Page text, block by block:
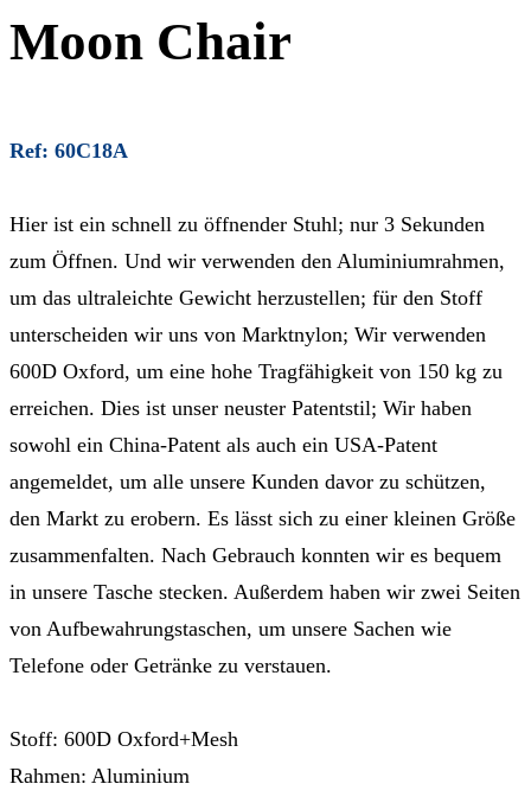
Moon Chair
Ref: 60C18A
Hier ist ein schnell zu öffnender Stuhl; nur 3 Sekunden
zum Öffnen. Und wir verwenden den Aluminiumrahmen,
um das ultraleichte Gewicht herzustellen; für den Stoff
unterscheiden wir uns von Marktnylon; Wir verwenden
600D Oxford, um eine hohe Tragfähigkeit von 150 kg zu
erreichen. Dies ist unser neuster Patentstil; Wir haben
sowohl ein China-Patent als auch ein USA-Patent
angemeldet, um alle unsere Kunden davor zu schützen,
den Markt zu erobern. Es lässt sich zu einer kleinen Größe
zusammenfalten. Nach Gebrauch konnten wir es bequem
in unsere Tasche stecken. Außerdem haben wir zwei Seiten
von Aufbewahrungstaschen, um unsere Sachen wie
Telefone oder Getränke zu verstauen.
Stoff: 600D Oxford+Mesh
Rahmen: Aluminium